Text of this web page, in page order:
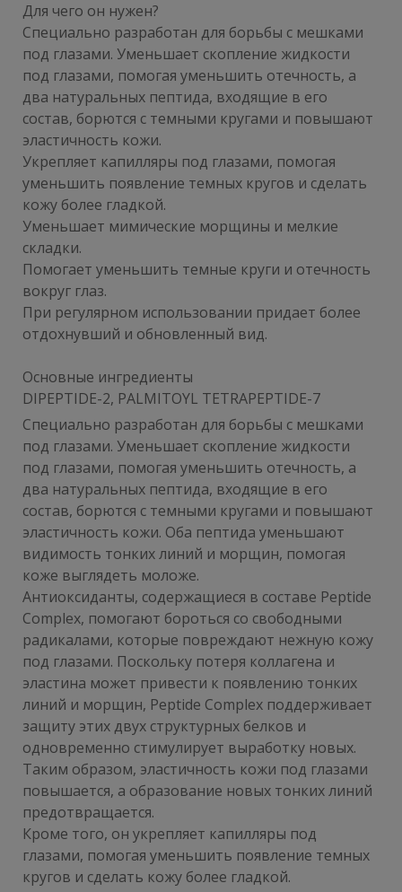
Для чего он нужен?
Специально разработан для борьбы с мешками
под глазами. Уменьшает скопление жидкости
под глазами, помогая уменьшить отечность, а
два натуральных пептида, входящие в его
состав, борются с темными кругами и повышают
эластичность кожи.
Укрепляет капилляры под глазами, помогая
уменьшить появление темных кругов и сделать
кожу более гладкой.
Уменьшает мимические морщины и мелкие
складки.
Помогает уменьшить темные круги и отечность
вокруг глаз.
При регулярном использовании придает более
отдохнувший и обновленный вид.
Основные ингредиенты
DIPEPTIDE-2, PALMITOYL TETRAPEPTIDE-7
Специально разработан для борьбы с мешками
под глазами. Уменьшает скопление жидкости
под глазами, помогая уменьшить отечность, а
два натуральных пептида, входящие в его
состав, борются с темными кругами и повышают
эластичность кожи. Оба пептида уменьшают
видимость тонких линий и морщин, помогая
коже выглядеть моложе.
Антиоксиданты, содержащиеся в составе Peptide
Complex, помогают бороться со свободными
радикалами, которые повреждают нежную кожу
под глазами. Поскольку потеря коллагена и
эластина может привести к появлению тонких
линий и морщин, Peptide Complex поддерживает
защиту этих двух структурных белков и
одновременно стимулирует выработку новых.
Таким образом, эластичность кожи под глазами
повышается, а образование новых тонких линий
предотвращается.
Кроме того, он укрепляет капилляры под
глазами, помогая уменьшить появление темных
кругов и сделать кожу более гладкой.